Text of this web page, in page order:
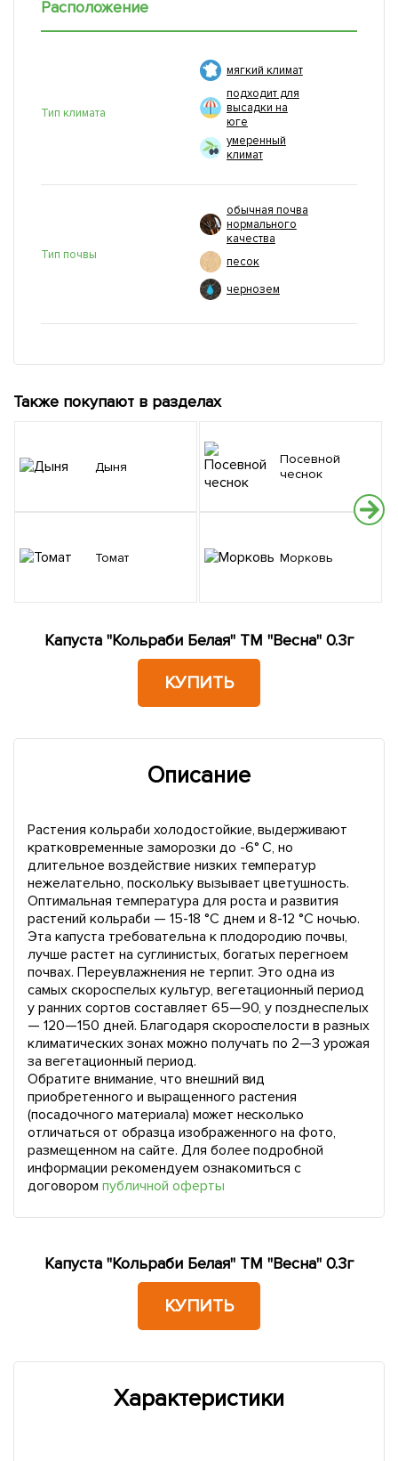
Расположение
Тип климата
мягкий климат
подходит для
высадки на
юге
умеренный
климат
Тип почвы
обычная почва
нормального
качества
песок
чернозем
Также покупают в разделах
Дыня
Томат
Посевной
чеснок
Морковь
Капуста "Кольраби Белая" ТМ "Весна" 0.3г
КУПИТЬ
Описание
Растения кольраби холодостойкие, выдерживают
кратковременные за­морозки до -6° С, но
длительное воз­действие низких температур
нежела­тельно, поскольку вызывает цветушность.
Оптимальная температура для роста и развития
растений кольраби — 15-18 °С днем и 8-12 °С ночью.
Эта капуста требовательна к пло­дородию почвы,
лучше растет на суг­линистых, богатых перегноем
почвах. Переувлажнения не терпит. Это одна из
самых скороспелых культур, вегетационный период
у ранних сортов со­ставляет 65—90, у позднеспелых
— 120—150 дней. Благодаря скороспе­лости в разных
климатических зонах можно получать по 2—3 урожая
за ве­гетационный период.
Обратите внимание, что внешний вид
приобретенного и выращенного растения
(посадочного материала) может несколько
отличаться от образца изображенного на фото,
размещенном на сайте. Для более подробной
информации рекомендуем ознакомиться с
договором публичной оферты
Капуста "Кольраби Белая" ТМ "Весна" 0.3г
КУПИТЬ
Характеристики